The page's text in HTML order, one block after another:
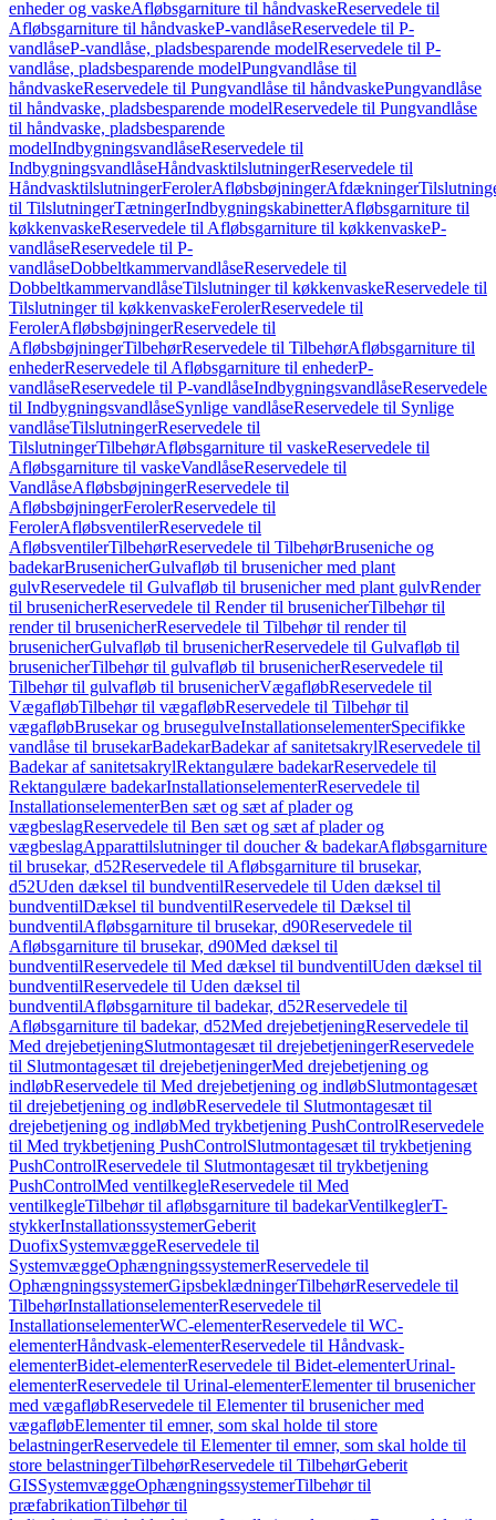
enheder og vaskeAfløbsgarniture til håndvaskeReservedele til
Afløbsgarniture til håndvaskeP-vandlåseReservedele til P-
vandlåseP-vandlåse, pladsbesparende modelReservedele til P-
vandlåse, pladsbesparende modelPungvandlåse til
håndvaskeReservedele til Pungvandlåse til håndvaskePungvandlåse
til håndvaske, pladsbesparende modelReservedele til Pungvandlåse
til håndvaske, pladsbesparende
modelIndbygningsvandlåseReservedele til
IndbygningsvandlåseHåndvasktilslutningerReservedele til
HåndvasktilslutningerFerolerAfløbsbøjningerAfdækninger
til TilslutningerTætningerIndbygningskabinetterAfløbsgarniture til
køkkenvaskeReservedele til Afløbsgarniture til køkkenvaskeP-
vandlåseReservedele til P-
vandlåseDobbeltkammervandlåseReservedele til
DobbeltkammervandlåseTilslutninger til køkkenvaskeReservedele til
Tilslutninger til køkkenvaskeFerolerReservedele til
FerolerAfløbsbøjningerReservedele til
AfløbsbøjningerTilbehørReservedele til TilbehørAfløbsgarniture til
enhederReservedele til Afløbsgarniture til enhederP-
vandlåseReservedele til P-vandlåseIndbygningsvandlåseReservedele
til IndbygningsvandlåseSynlige vandlåseReservedele til Synlige
vandlåseTilslutningerReservedele til
TilslutningerTilbehørAfløbsgarniture til vaskeReservedele til
Afløbsgarniture til vaskeVandlåseReservedele til
VandlåseAfløbsbøjningerReservedele til
AfløbsbøjningerFerolerReservedele til
FerolerAfløbsventilerReservedele til
AfløbsventilerTilbehørReservedele til TilbehørBruseniche og
badekarBrusenicherGulvafløb til brusenicher med plant
gulvReservedele til Gulvafløb til brusenicher med plant gulvRender
til brusenicherReservedele til Render til brusenicherTilbehør til
render til brusenicherReservedele til Tilbehør til render til
brusenicherGulvafløb til brusenicherReservedele til Gulvafløb til
brusenicherTilbehør til gulvafløb til brusenicherReservedele til
Tilbehør til gulvafløb til brusenicherVægafløbReservedele til
VægafløbTilbehør til vægafløbReservedele til Tilbehør til
vægafløbBrusekar og brusegulveInstallationselementerSpecifikke
vandlåse til brusekarBadekarBadekar af sanitetsakrylReservedele til
Badekar af sanitetsakrylRektangulære badekarReservedele til
Rektangulære badekarInstallationselementerReservedele til
InstallationselementerBen sæt og sæt af plader og
vægbeslagReservedele til Ben sæt og sæt af plader og
vægbeslagApparattilslutninger til doucher & badekarAfløbsgarniture
til brusekar, d52Reservedele til Afløbsgarniture til brusekar,
d52Uden dæksel til bundventilReservedele til Uden dæksel til
bundventilDæksel til bundventilReservedele til Dæksel til
bundventilAfløbsgarniture til brusekar, d90Reservedele til
Afløbsgarniture til brusekar, d90Med dæksel til
bundventilReservedele til Med dæksel til bundventilUden dæksel til
bundventilReservedele til Uden dæksel til
bundventilAfløbsgarniture til badekar, d52Reservedele til
Afløbsgarniture til badekar, d52Med drejebetjeningReservedele til
Med drejebetjeningSlutmontagesæt til drejebetjeningerReservedele
til Slutmontagesæt til drejebetjeningerMed drejebetjening og
indløbReservedele til Med drejebetjening og indløbSlutmontagesæt
til drejebetjening og indløbReservedele til Slutmontagesæt til
drejebetjening og indløbMed trykbetjening PushControlReservedele
til Med trykbetjening PushControlSlutmontagesæt til trykbetjening
PushControlReservedele til Slutmontagesæt til trykbetjening
PushControlMed ventilkegleReservedele til Med
ventilkegleTilbehør til afløbsgarniture til badekarVentilkeglerT-
stykkerInstallationssystemerGeberit
DuofixSystemvæggeReservedele til
SystemvæggeOphængningssystemerReservedele til
OphængningssystemerGipsbeklædningerTilbehørReservedele til
TilbehørInstallationselementerReservedele til
InstallationselementerWC-elementerReservedele til WC-
elementerHåndvask-elementerReservedele til Håndvask-
elementerBidet-elementerReservedele til Bidet-elementerUrinal-
elementerReservedele til Urinal-elementerElementer til brusenicher
med vægafløbReservedele til Elementer til brusenicher med
vægafløbElementer til emner, som skal holde til store
belastningerReservedele til Elementer til emner, som skal holde til
store belastningerTilbehørReservedele til TilbehørGeberit
GISSystemvæggeOphængningssystemerTilbehør til
præfabrikationTilbehør til